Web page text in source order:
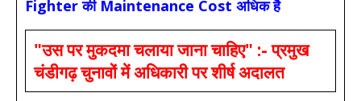
Fighter की Maintenance Cost अधिक है
"उस पर मुकदमा चलाया जाना चाहिए" :- प्रमुख
चंडीगढ़ चुनावों में अधिकारी पर शीर्ष अदालत